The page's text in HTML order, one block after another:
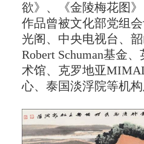
欲》、《金陵梅花图
作品曾被文化部党组
光阁、中央电视台、
Robert Schuman基金
术馆、克罗地亚
心、泰国淡浮院等机